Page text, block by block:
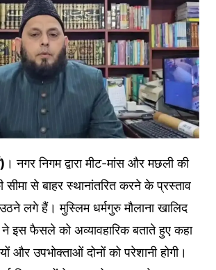
। नगर निगम द्वारा मीट-मांस और मछली की
सीमा से बाहर स्थानांतरित करने के प्रस्ताव
लगे हैं। मुस्लिम धर्मगुरु मौलाना खालिद
ने इस फैसले को अव्यावहारिक बताते हुए कहा
और उपभोक्ताओं दोनों को परेशानी होगी।